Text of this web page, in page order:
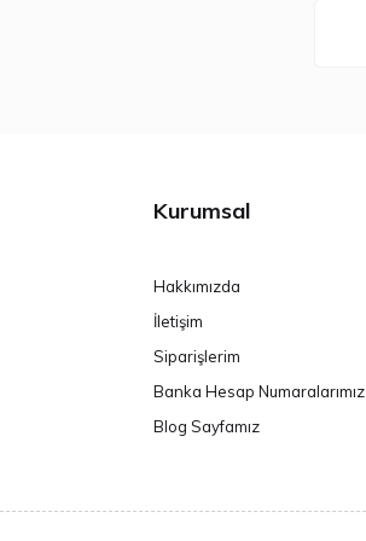
Kurumsal
Hakkımızda
İletişim
Siparişlerim
Banka Hesap Numaralarımız
Blog Sayfamız